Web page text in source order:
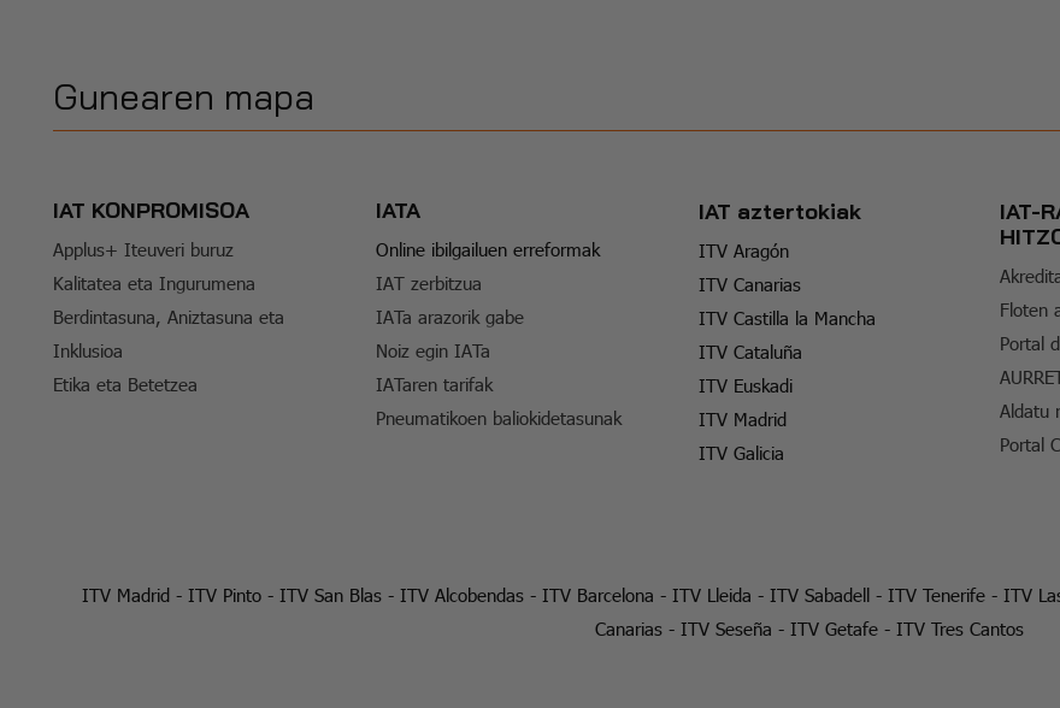
Gunearen mapa
IAT KONPROMISOA
Applus+ Iteuveri buruz
Kalitatea eta Ingurumena
Berdintasuna, Aniztasuna eta
Inklusioa
Etika eta Betetzea
IATA
Online ibilgailuen erreformak
IAT zerbitzua
IATa arazorik gabe
Noiz egin IATa
IATaren tarifak
Pneumatikoen baliokidetasunak
IAT aztertokiak
ITV Aragón
ITV Canarias
ITV Castilla la Mancha
ITV Cataluña
ITV Euskadi
ITV Madrid
ITV Galicia
IAT-
Floten
Portal
Aldatu
Portal
ITV Madrid- ITV Pinto- ITV San Blas- ITV Alcobendas- ITV Barcelona - ITV Lleida - ITV Sabadell- ITV Tenerife- ITV
Canarias - ITV Seseña - ITV Getafe - ITV Tres Cantos